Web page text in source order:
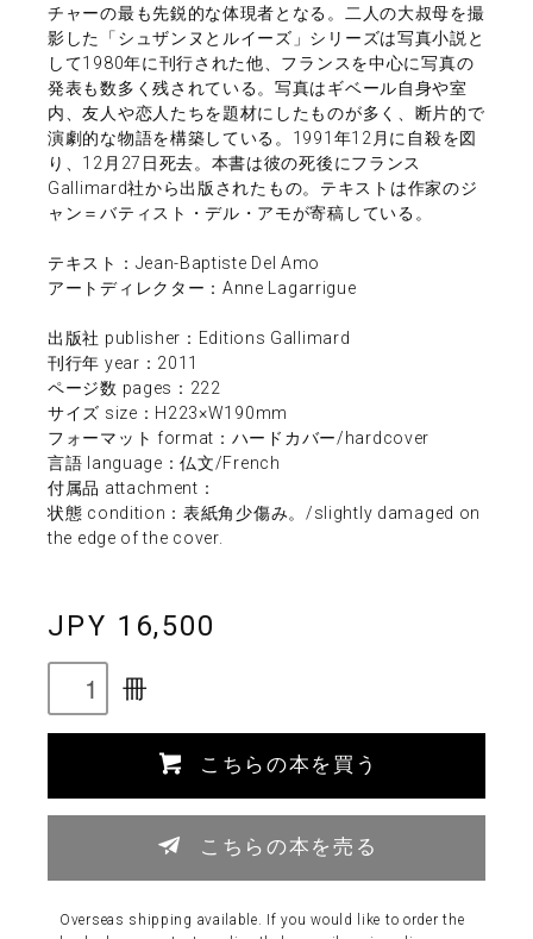
チャーの最も先鋭的な体現者となる。二人の大叔母を撮
影した「シュザンヌとルイーズ」シリーズは写真小説と
して1980年に刊行された他、フランスを中心に写真の
発表も数多く残されている。写真はギベール自身や室
内、友人や恋人たちを題材にしたものが多く、断片的で
演劇的な物語を構築している。1991年12月に自殺を図
り、12月27日死去。本書は彼の死後にフランス
Gallimard社から出版されたもの。テキストは作家のジ
ャン＝バティスト・デル・アモが寄稿している。
テキスト：Jean-Baptiste Del Amo
アートディレクター：Anne Lagarrigue
出版社 publisher：Editions Gallimard
刊行年 year：2011
ページ数 pages：222
サイズ size：H223×W190mm
フォーマット format：ハードカバー/hardcover
言語 language：仏文/French
付属品 attachment：
状態 condition：表紙角少傷み。/slightly damaged on
the edge of the cover.
JPY 16,500
冊
こちらの本を買う
こちらの本を売る
Overseas shipping available. If you would like to order the